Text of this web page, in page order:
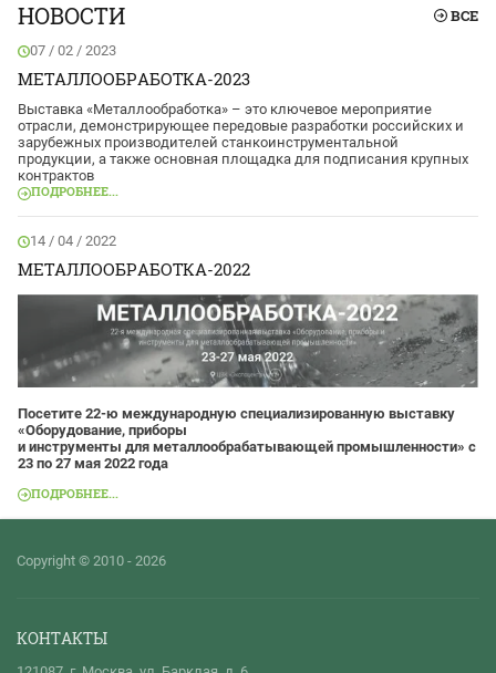
НОВОСТИ ВСЕ
07 / 02 / 2023
МЕТАЛЛООБРАБОТКА-2023
Выставка «Металлообработка» – это ключевое мероприятие
отрасли, демонстрирующее передовые разработки российских и
зарубежных производителей станкоинструментальной
продукции, а также основная площадка для подписания крупных
контрактов
ПОДРОБНЕЕ...
14 / 04 / 2022
МЕТАЛЛООБРАБОТКА-2022
Посетите 22-ю международную специализированную выставку
«Оборудование, приборы
и инструменты для металлообрабатывающей промышленности» с
23 по 27 мая 2022 года
ПОДРОБНЕЕ...
Copyright © 2010 - 2026
КОНТАКТЫ